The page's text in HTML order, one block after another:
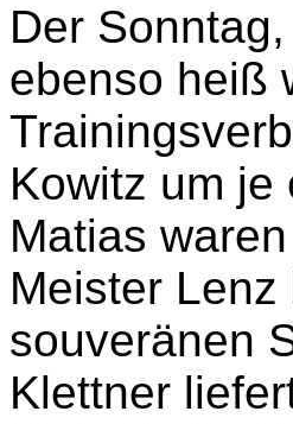
Der
ebenso heiß
Kowitz um je
Matias
Meister
souveränen
Klettner